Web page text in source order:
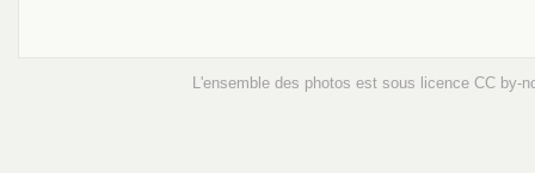
L'ensemble des photos est sous licence CC by-